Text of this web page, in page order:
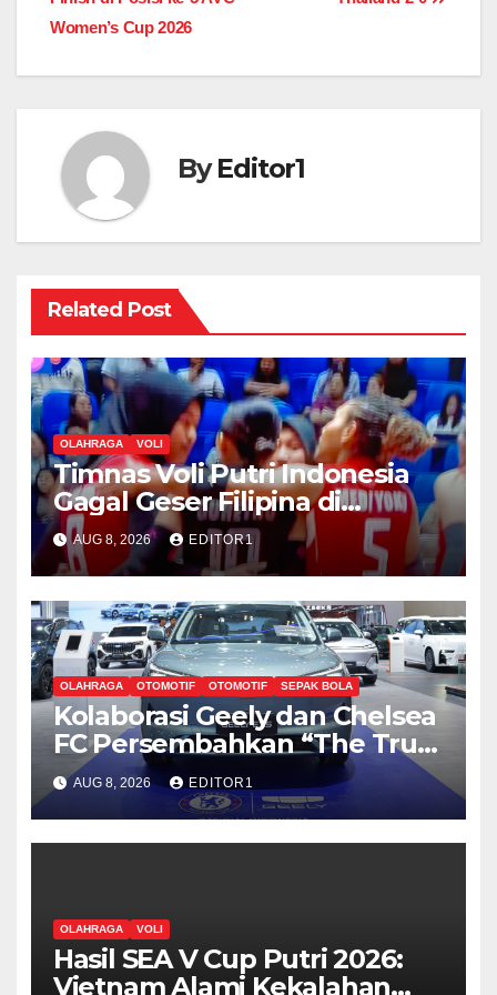
Women’s Cup 2026
ByEditor1
Related Post
OLAHRAGA VOLI
Timnas Voli Putri Indonesia
Gagal Geser Filipina di
Klasemen Sementara SEA V
Cup Putri 2026, Usai Dihajar
Thailand 3-0
AUG 8, 2026 EDITOR1
OLAHRAGA OTOMOTIF OTOMOTIF SEPAK BOLA
Kolaborasi Geely dan Chelsea
FC Persembahkan “The True
Blue Journey di Indonesia”
AUG 8, 2026 EDITOR1
OLAHRAGA VOLI
Hasil SEA V Cup Putri 2026:
Vietnam Alami Kekalahan